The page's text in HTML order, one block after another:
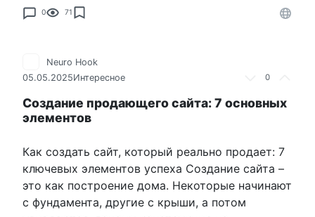
0 71
0
Neuro Hook
05.05.2025Интересное
Создание продающего сайта: 7 основных
элементов
Как создать сайт, который реально продает: 7
ключевых элементов успеха Создание сайта –
это как построение дома. Некоторые начинают
с фундамента, другие с крыши, а потом